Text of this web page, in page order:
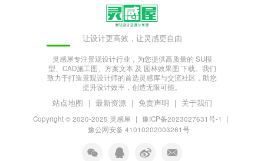
让设计更高效，让灵感更自由
灵感屋专注景观设计行业，为您提供高质量的 SU模
型、CAD施工图、方案文本 及 园林效果图 下载。我们
致力于打造景观设计师的首选灵感库与交流社区，助您
提升设计效率，创造无限可能。
站点地图 | 最新资源 | 免责声明 | 关于我们
Copyright © 2020-2025 灵感屋 | 豫ICP备2023027631号-1
|
豫公网安备 41010202003261号